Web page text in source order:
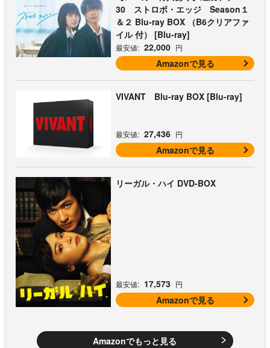
30 ストロボ・エッジ Season１
＆２ Blu-ray BOX （B6クリアファ
イル 付） [Blu-ray]
最安値: 22,000 円
Amazonで見る
VIVANT Blu-ray BOX [Blu-ray]
最安値: 27,436 円
Amazonで見る
リーガル・ハイ DVD-BOX
最安値: 17,573 円
Amazonで見る
Amazonでもっと見る